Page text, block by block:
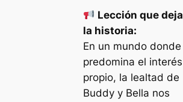
Lección que deja
la historia:
En un mundo donde
predomina el interés
propio, la lealtad de
Buddy y Bella nos